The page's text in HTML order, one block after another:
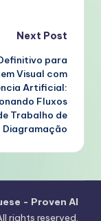
Next Post
para
Visual com
Artificial:
Fluxos
Trabalho de
Diagramação
- Proven AI
rights reserved.